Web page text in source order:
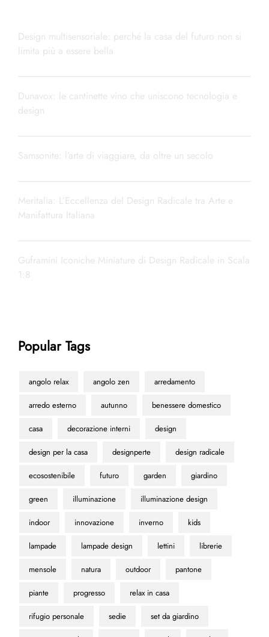
Design multisensoriale: perché la casa del futuro non si
limita più a essere bella
Dunavox: le cantinette vino che uniscono tecnologia e
design
Samsonite: l’arte di viaggiare, da oltre un secolo
Meritalia: L’Eccellenza del Design Radicale tra Arte e
Manifattura Italiana
Guframini Iconiche Miniature di Design Radicale in Scala
1:8
Popular Tags
angolo relax angolo zen arredamento
arredo esterno autunno benessere domestico
casa decorazione interni design
design per la casa designperte design radicale
ecosostenibile futuro garden giardino
green illuminazione illuminazione design
indoor innovazione inverno kids
lampade lampade design lettini librerie
mensole natura outdoor pantone
piante progresso relax in casa
rifugio personale sedie set da giardino